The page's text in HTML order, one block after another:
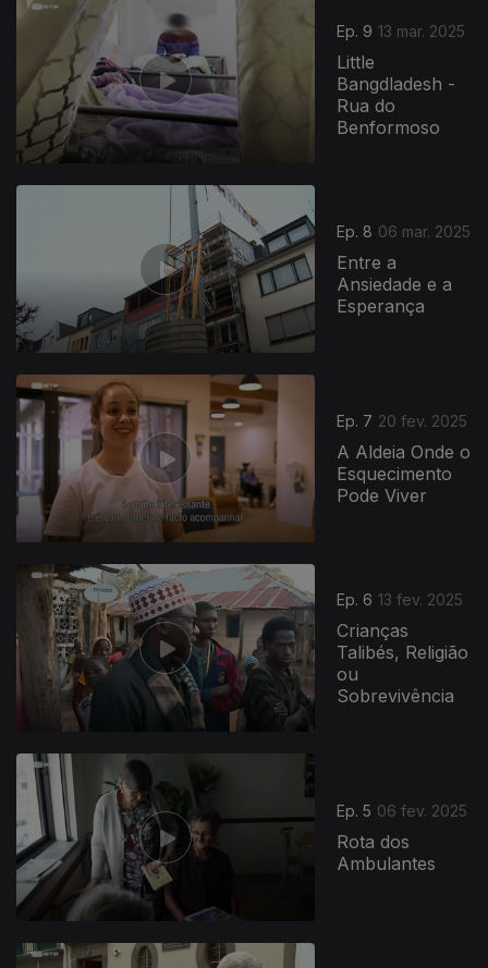
Ep. 9 13 mar. 2025
Little
Bangdladesh -
Rua do
Benformoso
Ep. 8 06 mar. 2025
Entre a
Ansiedade e a
Esperança
Ep. 7 20 fev. 2025
A Aldeia Onde o
Esquecimento
Pode Viver
Ep. 6 13 fev. 2025
Crianças
Talibés, Religião
ou
Sobrevivência
Ep. 5 06 fev. 2025
Rota dos
Ambulantes
824909